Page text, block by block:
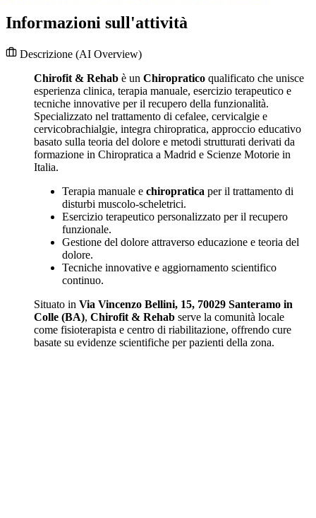
Informazioni sull'attività
Descrizione (AI Overview)
Chirofit & Rehab è un Chiropratico qualificato che unisce
esperienza clinica, terapia manuale, esercizio terapeutico e
tecniche innovative per il recupero della funzionalità.
Specializzato nel trattamento di cefalee, cervicalgie e
cervicobrachialgie, integra chiropratica, approccio educativo
basato sulla teoria del dolore e metodi strutturati derivati da
formazione in Chiropratica a Madrid e Scienze Motorie in
Italia.
Terapia manuale e chiropratica per il trattamento di
disturbi muscolo-scheletrici.
Esercizio terapeutico personalizzato per il recupero
funzionale.
Gestione del dolore attraverso educazione e teoria del
dolore.
Tecniche innovative e aggiornamento scientifico
continuo.
Situato in Via Vincenzo Bellini, 15, 70029 Santeramo in
Colle (BA), Chirofit & Rehab serve la comunità locale
come fisioterapista e centro di riabilitazione, offrendo cure
basate su evidenze scientifiche per pazienti della zona.